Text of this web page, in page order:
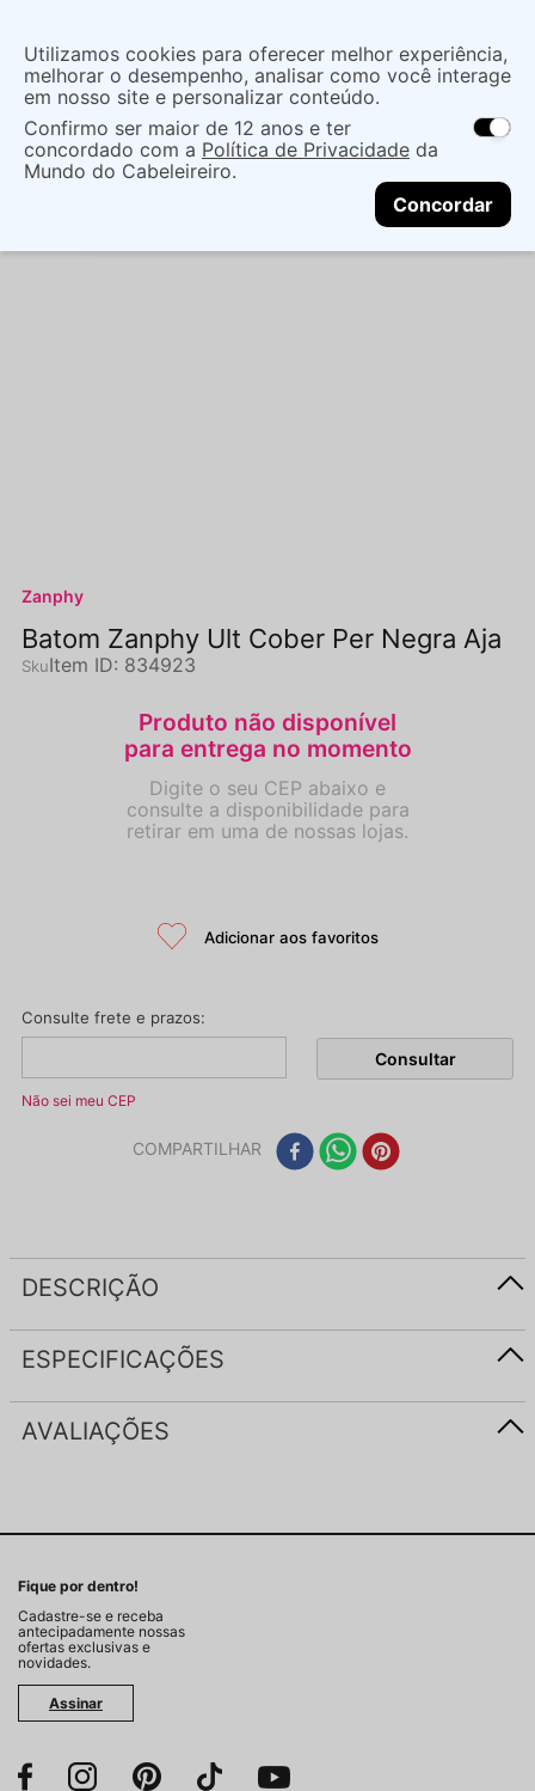
localização
As ofertas e opções de entrega variam de
acordo com a região.Não sei meu CEP
CONTINUAR
O que você procura?
Maquiagem Boca Batom Líquido
BATOM
Zanphy
Batom Zanphy Ult Cober Per Negra Aja
Item ID: 834923
Não sei meu CEP
COMPARTILHAR
DESCRIÇÃO
ESPECIFICAÇÕES
AVALIAÇÕES
Fique por dentro!
Cadastre-se e receba
antecipadamente nossas
ofertas exclusivas e
novidades.
Assinar
Utilizamos cookies para oferecer melhor experiência,
melhorar o desempenho, analisar como você interage
em nosso site e personalizar conteúdo.
Confirmo ser maior de 12 anos e ter
concordado com a Política de Privacidade da
Mundo do Cabeleireiro.
Concordar